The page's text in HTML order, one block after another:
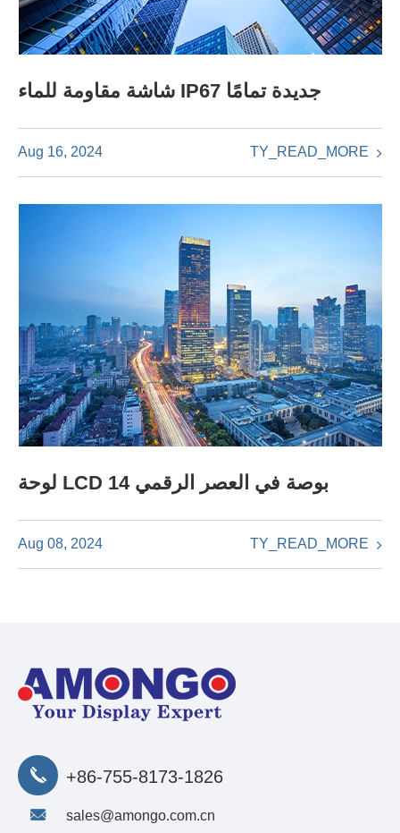
شاشة مقاومة للماء IP67 جديدة تمامًا
Aug 16, 2024 TY_READ_MORE
لوحة LCD 14 بوصة في العصر الرقمي
Aug 08, 2024 TY_READ_MORE
+86-755-8173-1826
sales@amongo.com.cn